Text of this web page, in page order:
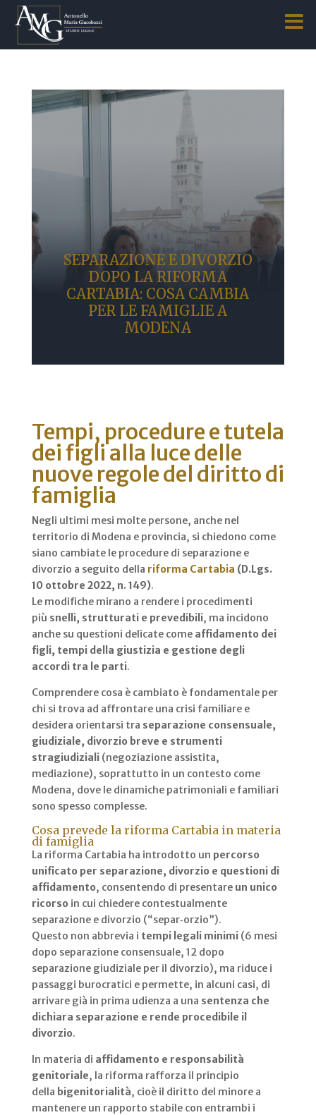
SEPARAZIONE E DIVORZIO
DOPO LA RIFORMA
CARTABIA: COSA CAMBIA
PER LE FAMIGLIE A
MODENA
Tempi, procedure e tutela
dei figli alla luce delle
nuove regole del diritto di
famiglia
Negli ultimi mesi molte persone, anche nel
territorio di Modena e provincia, si chiedono come
siano cambiate le procedure di separazione e
divorzio a seguito della riforma Cartabia (D.Lgs.
10 ottobre 2022, n. 149).
Le modifiche mirano a rendere i procedimenti
più snelli, strutturati e prevedibili, ma incidono
anche su questioni delicate come affidamento dei
figli, tempi della giustizia e gestione degli
accordi tra le parti.
Comprendere cosa è cambiato è fondamentale per
chi si trova ad affrontare una crisi familiare e
desidera orientarsi tra separazione consensuale,
giudiziale, divorzio breve e strumenti
stragiudiziali (negoziazione assistita,
mediazione), soprattutto in un contesto come
Modena, dove le dinamiche patrimoniali e familiari
sono spesso complesse.
Cosa prevede la riforma Cartabia in materia
di famiglia
La riforma Cartabia ha introdotto un percorso
unificato per separazione, divorzio e questioni di
affidamento, consentendo di presentare un unico
ricorso in cui chiedere contestualmente
separazione e divorzio (“separ‑orzio”).
Questo non abbrevia i tempi legali minimi (6 mesi
dopo separazione consensuale, 12 dopo
separazione giudiziale per il divorzio), ma riduce i
passaggi burocratici e permette, in alcuni casi, di
arrivare già in prima udienza a una sentenza che
dichiara separazione e rende procedibile il
divorzio.
In materia di affidamento e responsabilità
genitoriale, la riforma rafforza il principio
della bigenitorialità, cioè il diritto del minore a
mantenere un rapporto stabile con entrambi i